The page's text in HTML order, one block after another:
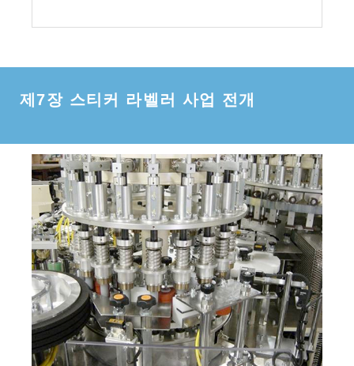
제7장 스티커 라벨러 사업 전개